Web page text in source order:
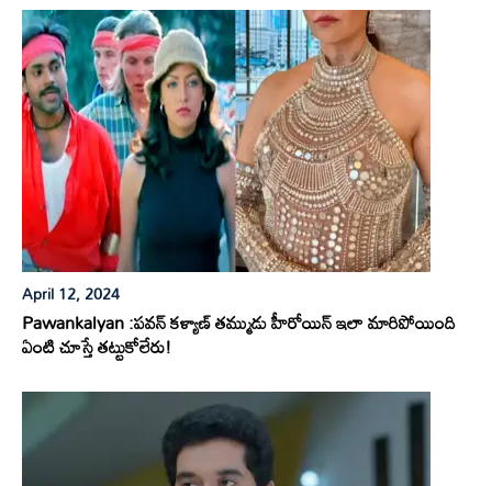
April 12, 2024
Pawankalyan :పవన్ కళ్యాణ్ తమ్ముడు హీరోయిన్ ఇలా మారిపోయింది
ఏంటి చూస్తే తట్టుకోలేరు!